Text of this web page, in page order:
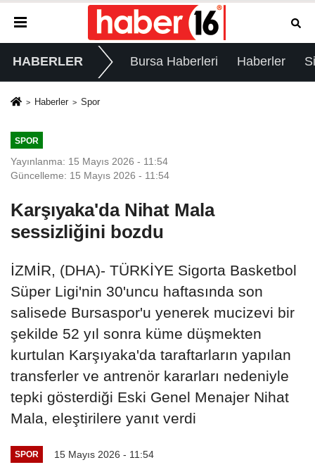
HABERLER Bursa Haberleri Haberler
Haberler Spor
SPOR
Yayınlanma: 15 Mayıs 2026 - 11:54
Güncelleme: 15 Mayıs 2026 - 11:54
Karşıyaka'da Nihat Mala
sessizliğini bozdu
İZMİR, (DHA)- TÜRKİYE Sigorta Basketbol
Süper Ligi'nin 30'uncu haftasında son
salisede Bursaspor'u yenerek mucizevi bir
şekilde 52 yıl sonra küme düşmekten
kurtulan Karşıyaka'da taraftarların yapılan
transferler ve antrenör kararları nedeniyle
tepki gösterdiği Eski Genel Menajer Nihat
Mala, eleştirilere yanıt verdi
SPOR 15 Mayıs 2026 - 11:54